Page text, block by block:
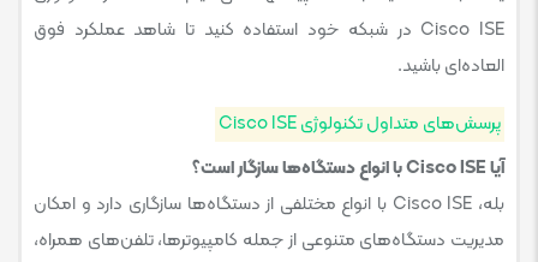
Cisco ISE در شبکه خود استفاده کنید تا شاهد عملکرد فوق
العاده‌ای باشید.
پرسش‌های متداول تکنولوژی Cisco ISE
آیا Cisco ISE با انواع دستگاه‌ها سازگار است؟
بله، Cisco ISE با انواع مختلفی از دستگاه‌ها سازگاری دارد و امکان
مدیریت دستگاه‌های متنوعی از جمله کامپیوترها، تلفن‌های همراه،